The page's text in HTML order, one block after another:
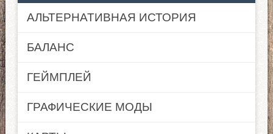
АЛЬТЕРНАТИВНАЯ ИСТОРИЯ
БАЛАНС
ГЕЙМПЛЕЙ
ГРАФИЧЕСКИЕ МОДЫ